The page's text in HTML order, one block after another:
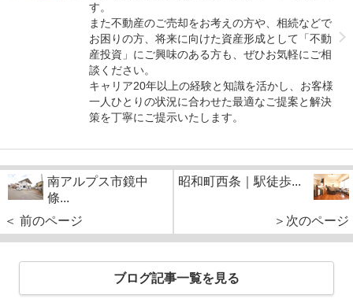
す。
また不動産のご売却をお考えの方や、相続などで
お困りの方、将来に向けた資産形成として「不動
産投資」にご興味のある方も、ぜひお気軽にご相
談ください。
キャリア20年以上の経験と知識を活かし、お客様
一人ひとりの状況に合わせた最適なご提案と解決
策を丁寧にご提示いたします。
南アルプス市鏡中
條...
＜ 前のページ
昭和町西条｜駅徒歩...
＞次のページ
ブログ記事一覧を見る